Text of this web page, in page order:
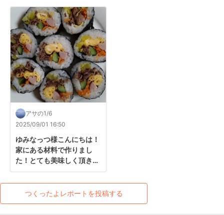
アサの1/6
2025/09/01 16:50
ゆみなっつ様こんにちは！
家にある材料で作りまし
た！とても美味しく頂きま
つくったよレポートを投稿する